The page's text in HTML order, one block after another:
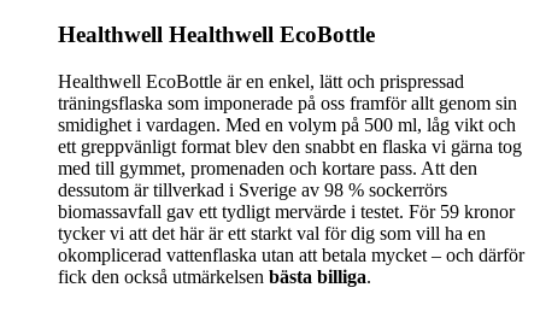
Healthwell Healthwell EcoBottle
Healthwell EcoBottle är en enkel, lätt och prispressad
träningsflaska som imponerade på oss framför allt genom sin
smidighet i vardagen. Med en volym på 500 ml, låg vikt och
ett greppvänligt format blev den snabbt en flaska vi gärna tog
med till gymmet, promenaden och kortare pass. Att den
dessutom är tillverkad i Sverige av 98 % sockerrörs
biomassavfall gav ett tydligt mervärde i testet. För 59 kronor
tycker vi att det här är ett starkt val för dig som vill ha en
okomplicerad vattenflaska utan att betala mycket – och därför
fick den också utmärkelsen bästa billiga.